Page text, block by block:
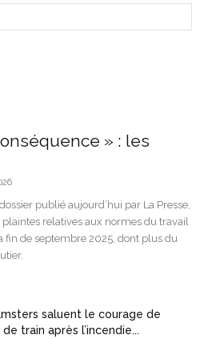
» : les
publié aujourd’hui par La Presse,
relatives aux normes du travail
fin de septembre 2025, dont plus du
saluent le courage de
de train après l’incendie...